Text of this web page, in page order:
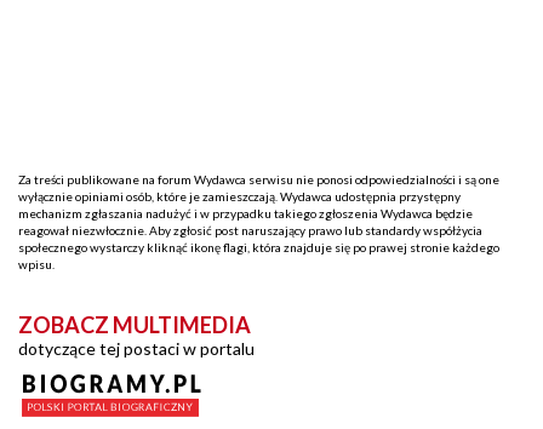
Za treści publikowane na forum Wydawca serwisu nie ponosi odpowiedzialności i są one
wyłącznie opiniami osób, które je zamieszczają. Wydawca udostępnia przystępny
mechanizm zgłaszania nadużyć i w przypadku takiego zgłoszenia Wydawca będzie
reagował niezwłocznie. Aby zgłosić post naruszający prawo lub standardy współżycia
społecznego wystarczy kliknąć ikonę flagi, która znajduje się po prawej stronie każdego
wpisu.
ZOBACZ MULTIMEDIA
dotyczące tej postaci w portalu